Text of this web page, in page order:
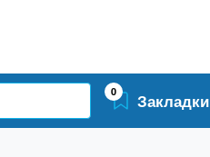
0 Закладки